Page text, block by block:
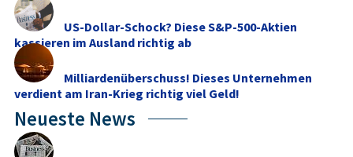
US-Dollar-Schock? Diese S&P-500-Aktien
kassieren im Ausland richtig ab
Milliardenüberschuss! Dieses Unternehmen
verdient am Iran-Krieg richtig viel Geld!
Neueste News